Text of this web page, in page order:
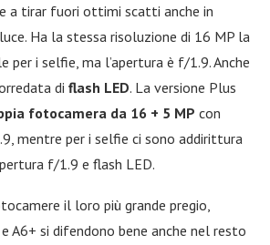
a tirar fuori ottimi scatti anche in
Ha la stessa risoluzione di 16 MP la
i selfie, ma l’apertura è f/1.9. Anche
di flash LED. La versione Plus
fotocamera da 16 + 5 MP con
mentre per i selfie ci sono addirittura
f/1.9 e flash LED.
il loro più grande pregio,
A6+ si difendono bene anche nel resto